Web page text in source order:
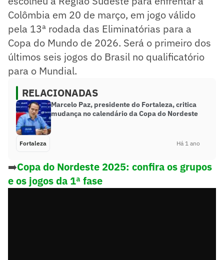
Colômbia em 20 de março, em jogo válido
pela 13ª rodada das Eliminatórias para a
Copa do Mundo de 2026. Será o primeiro dos
últimos seis jogos do Brasil no qualificatório
para o Mundial.
RELACIONADAS
Marcelo Paz, presidente do Fortaleza, critica
mudança no calendário da Copa do Nordeste
Fortaleza Há 1 ano
➡️Copa do Nordeste 2025: confira os grupos
e os jogos da 1ª fase